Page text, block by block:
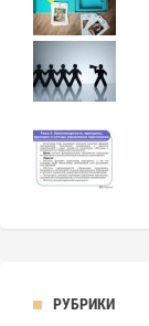
РУБРИКИ